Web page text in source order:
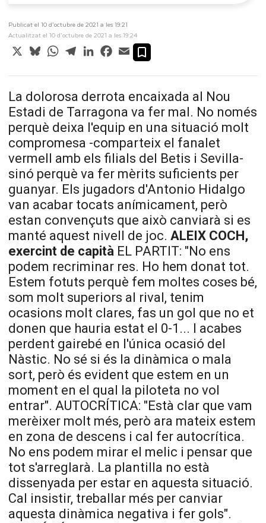
Publicat el 10 d’octubre de 2021 a les 19:21
Actualitzat el 10 d’octubre de 2021 a les 19:24
X BlueskyWhatsApp
TelegramLinkedInFacebook
Email
La dolorosa derrota encaixada al Nou
Estadi de Tarragona va fer mal. No només
perquè deixa l'equip en una situació molt
compromesa -comparteix el fanalet
vermell amb els filials del Betis i Sevilla-
sinó perquè va fer mèrits suficients per
guanyar. Els jugadors d'Antonio Hidalgo
van acabar tocats anímicament, però
estan convençuts que això canviarà si es
manté aquest nivell de joc.ALEIX COCH,
exercint de capità EL PARTIT: "No ens
podem recriminar res. Ho hem donat tot.
Estem fotuts perquè fem moltes coses bé,
som molt superiors al rival, tenim
ocasions molt clares, fas un gol que no et
donen que hauria estat el 0-1... I acabes
perdent gairebé en l'única ocasió del
Nàstic. No sé si és la dinàmica o mala
sort, però és evident que estem en un
moment en el qual la piloteta no vol
entrar". AUTOCRÍTICA: "Està clar que vam
merèixer molt més, però ara mateix estem
en zona de descens i cal fer autocrítica.
No ens podem mirar el melic i pensar que
tot s'arreglarà. La plantilla no està
dissenyada per estar en aquesta situació.
Cal insistir, treballar més per canviar
aquesta dinàmica negativa i fer gols".